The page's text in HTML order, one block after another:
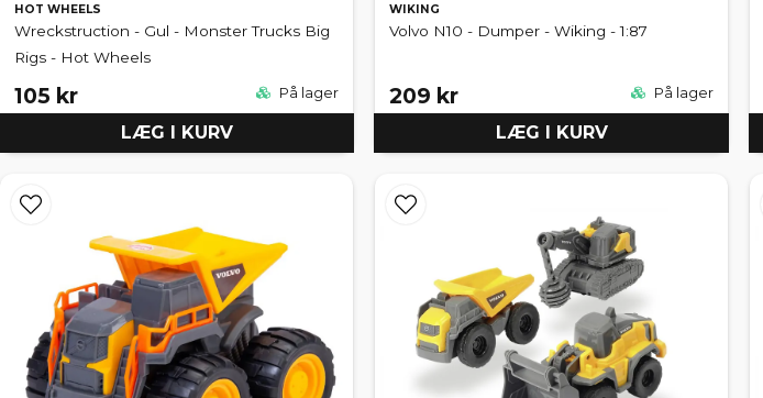
HOT WHEELS
Wreckstruction - Gul - Monster Trucks Big
Rigs - Hot Wheels
105 kr På lager
LÆG I KURV
WIKING
Volvo N10 - Dumper - Wiking - 1:87
209 kr På lager
LÆG I KURV